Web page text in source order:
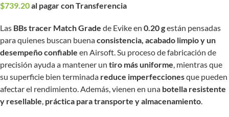
$739.20al pagar con Transferencia
Las BBs tracer Match Grade de Evike en 0.20 gestán pensadas
para quienes buscan buenaconsistencia, acabado limpio y un
desempeño confiable en Airsoft. Su proceso de fabricación de
precisión ayuda a mantener un tiro más uniforme, mientras que
su superficie bien terminada reduce imperfeccionesque pueden
afectar el rendimiento. Además, vienen en una botella resistente
y resellable, práctica para transporte y almacenamiento.